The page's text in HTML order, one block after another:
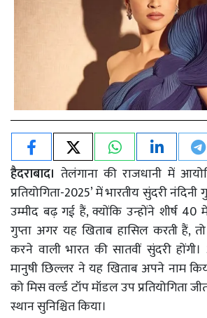
हैदराबाद।तेलंगाना की राजधानी में
प्रतियोगिता-2025’ में भारतीय सुंदरी
उम्मीद बढ़ गई हैं, क्योंकि उन्होंने शीर्ष 40
गुप्ता अगर यह खिताब हासिल करती हैं,
करने वाली भारत की सातवीं सुंदरी
मानुषी छिल्लर ने यह खिताब अपने नाम
को मिस वर्ल्ड टॉप मॉडल उप प्रतियोगिता
स्थान सुनिश्चित किया।